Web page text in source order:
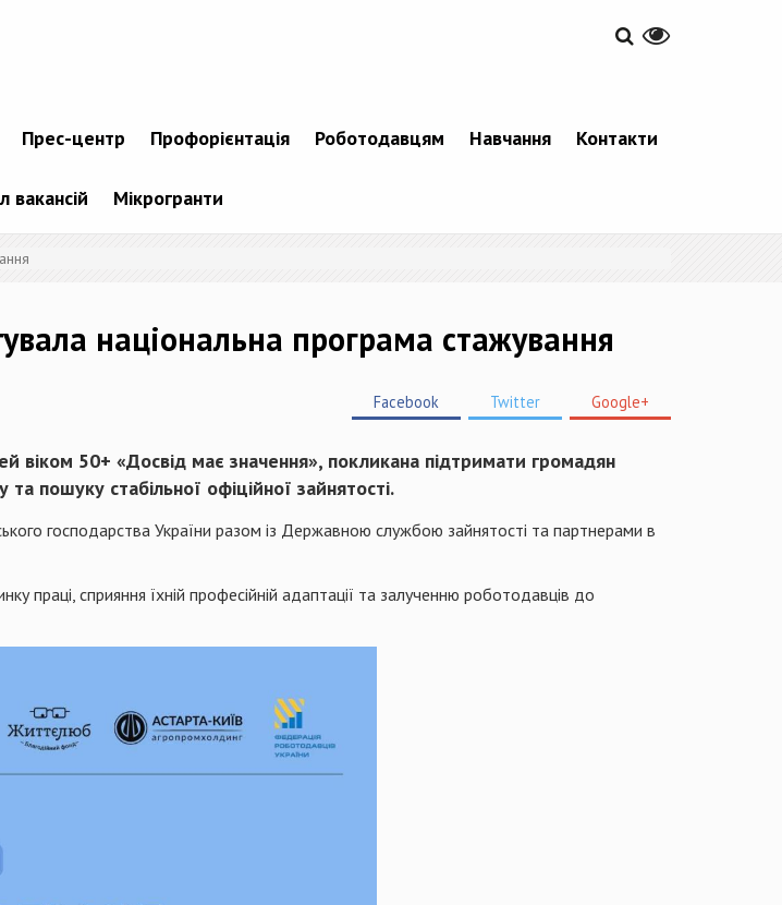
Прес-центр Профорієнтація Роботодавцям Навчання Контакти
вакансій Мікрогранти
національна програма стажування
Facebook Twitter Google+
віком 50+ «Досвід має значення», покликана підтримати громадян
пошуку стабільної офіційної зайнятості.
господарства України разом із Державною службою зайнятості та партнерами в
сприяння їхній професійній адаптації та залученню роботодавців до